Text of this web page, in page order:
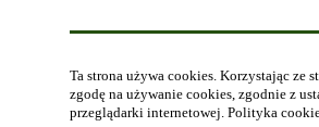
Ta strona używa cookies. Korzystając ze
zgodę na używanie cookies, zgodnie z
przeglądarki internetowej. Polityka